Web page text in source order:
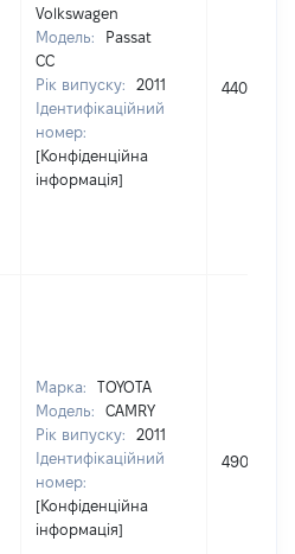
Volkswagen
Модель:
Passat
CC
Рік випуску:
2011
Ідентифікаційний
номер:
[Конфіденційна
інформація]
440000
Марка:
TOYOTA
Модель:
CAMRY
Рік випуску:
2011
Ідентифікаційний
номер:
[Конфіденційна
інформація]
49000